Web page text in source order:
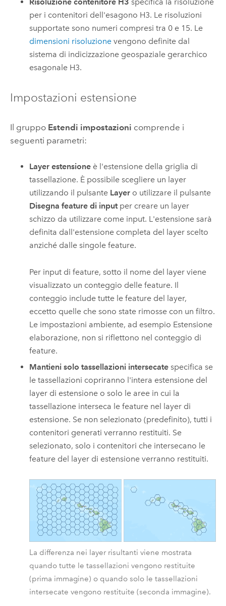
Risoluzione contenitore H3 specifica la risoluzione
per i contenitori dell'esagono H3. Le risoluzioni
supportate sono numeri compresi tra 0 e 15. Le
dimensioni risoluzione vengono definite dal
sistema di indicizzazione geospaziale gerarchico
esagonale H3.
Impostazioni estensione
Il gruppo Estendi impostazioni comprende i
seguenti parametri:
Layer estensione è l'estensione della griglia di
tassellazione. È possibile scegliere un layer
utilizzando il pulsante Layer o utilizzare il pulsante
Disegna feature di inputper creare un layer
schizzo da utilizzare come input. L'estensione sarà
definita dall'estensione completa del layer scelto
anziché dalle singole feature.
Per input di feature, sotto il nome del layer viene
visualizzato un conteggio delle feature. Il
conteggio include tutte le feature del layer,
eccetto quelle che sono state rimosse con un filtro.
Le impostazioni ambiente, ad esempio Estensione
elaborazione, non si riflettono nel conteggio di
feature.
Mantieni solo tassellazioni intersecate specifica se
le tassellazioni copriranno l'intera estensione del
layer di estensione o solo le aree in cui la
tassellazione interseca le feature nel layer di
estensione. Se non selezionato (predefinito), tutti i
contenitori generati verranno restituiti. Se
selezionato, solo i contenitori che intersecano le
feature del layer di estensione verranno restituiti.
La differenza nei layer risultanti viene mostrata
quando tutte le tassellazioni vengono restituite
(prima immagine) o quando solo le tassellazioni
intersecate vengono restituite (seconda immagine).